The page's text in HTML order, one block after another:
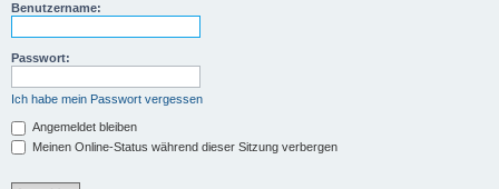
Benutzername:
Passwort:
Ich habe mein Passwort vergessen
Angemeldet bleiben
Meinen Online-Status während dieser Sitzung verbergen